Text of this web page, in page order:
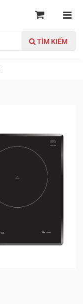
TÌM KIẾM